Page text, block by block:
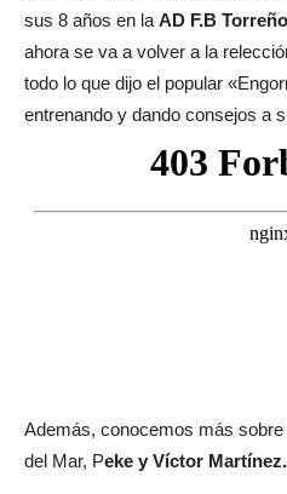
sus 8 años en la AD F.B
ahora se va a volver a la
todo lo que dijo el popular
entrenando y dando consejos a
Además, conocemos más
del Mar, Peke y Víctor Martínez.